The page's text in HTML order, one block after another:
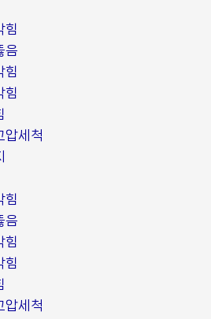
힘
음
힘
힘
압세척
힘
음
힘
힘
압세척